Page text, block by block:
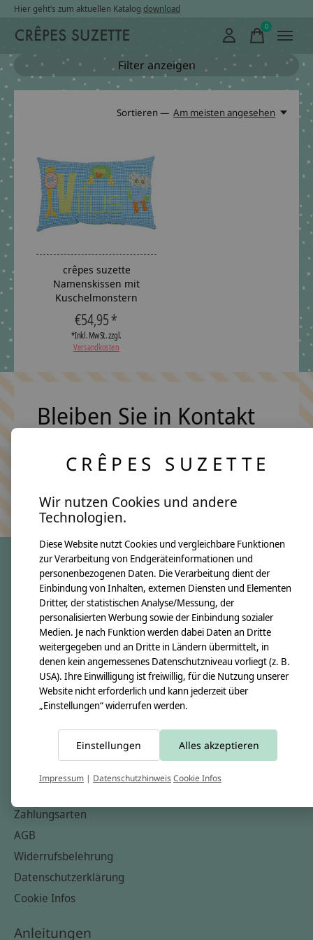
Hier geht’s zum aktuellen Katalog download
0items
Filter anzeigen
Sortieren — Am meisten angesehen
crêpes suzette
Namenskissen mit
Kuschelmonstern
€54,95 *
*Inkl. MwSt. zzgl.
Versandkosten
Bleiben Sie in Kontakt
Keine Sorge, wir übertreiben es nicht
crêpes suzette
Über uns
Unsere Creppies
Nähkästchen
Unsere Stoffe
Impressum
Informationen
Kontakt
Zahlungsarten
AGB
Widerrufsbelehrung
Datenschutzerklärung
Cookie Infos
Anleitungen
CRÊPES SUZETTE
Wir nutzen Cookies und andere
Technologien.
Diese Website nutzt Cookies und vergleichbare Funktionen
zur Verarbeitung von Endgeräteinformationen und
personenbezogenen Daten. Die Verarbeitung dient der
Einbindung von Inhalten, externen Diensten und Elementen
Dritter, der statistischen Analyse/Messung, der
personalisierten Werbung sowie der Einbindung sozialer
Medien. Je nach Funktion werden dabei Daten an Dritte
weitergegeben und an Dritte in Ländern übermittelt, in
denen kein angemessenes Datenschutzniveau vorliegt (z. B.
USA). Ihre Einwilligung ist freiwillig, für die Nutzung unserer
Website nicht erforderlich und kann jederzeit über
„Einstellungen“ widerrufen werden.
Einstellungen Alles akzeptieren
Impressum | DatenschutzhinweisCookie Infos